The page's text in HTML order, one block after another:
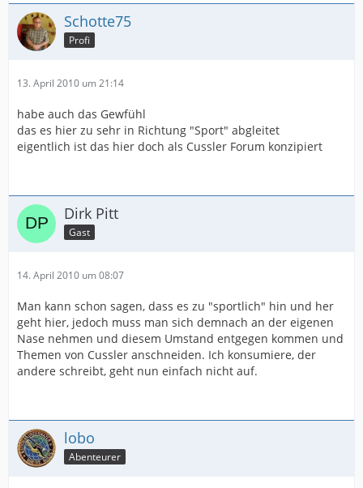
Schotte75
Profi
13. April 2010 um 21:14
habe auch das Gewfühl
das es hier zu sehr in Richtung "Sport" abgleitet
eigentlich ist das hier doch als Cussler Forum konzipiert
Dirk Pitt
Gast
14. April 2010 um 08:07
Man kann schon sagen, dass es zu "sportlich" hin und her
geht hier, jedoch muss man sich demnach an der eigenen
Nase nehmen und diesem Umstand entgegen kommen und
Themen von Cussler anschneiden. Ich konsumiere, der
andere schreibt, geht nun einfach nicht auf.
lobo
Abenteurer